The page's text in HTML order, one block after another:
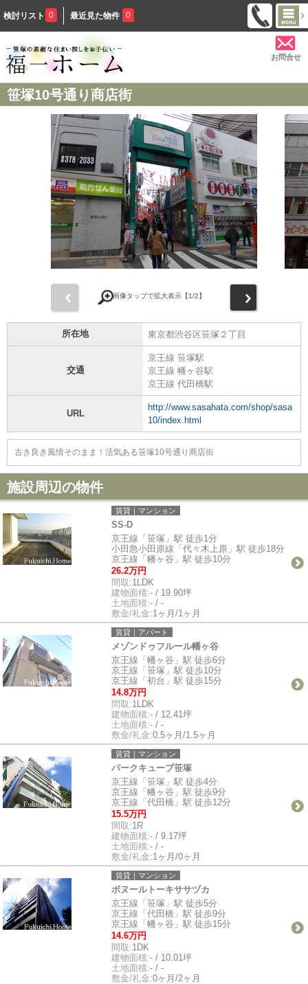
検討リスト 0 最近見た物件 0
お問合せ
笹塚10号通り商店街
画像タップで拡大表示【1/2】
所在地 東京都渋谷区笹塚２丁目
交通
京王線 笹塚駅
京王線 幡ヶ谷駅
京王線 代田橋駅
URL
http://www.sasahata.com/shop/sasa
10/index.html
古き良き風情そのまま！活気ある笹塚10号通り商店街
施設周辺の物件
賃貸｜マンション
SS-D
京王線「笹塚」駅 徒歩1分
小田急小田原線「代々木上原」駅 徒歩18分
京王線「幡ヶ谷」駅 徒歩10分
26.2万円
間取:1LDK
建物面積:- / 19.90坪
土地面積:- / -
敷金/礼金:1ヶ月/1ヶ月
賃貸｜アパート
メゾンドゥフルール幡ヶ谷
京王線「幡ヶ谷」駅 徒歩6分
京王線「笹塚」駅 徒歩10分
京王線「初台」駅 徒歩15分
14.8万円
間取:1LDK
建物面積:- / 12.41坪
土地面積:- / -
敷金/礼金:0.5ヶ月/1.5ヶ月
賃貸｜マンション
パークキューブ笹塚
京王線「笹塚」駅 徒歩4分
京王線「幡ヶ谷」駅 徒歩9分
京王線「代田橋」駅 徒歩12分
15.5万円
間取:1R
建物面積:- / 9.17坪
土地面積:- / -
敷金/礼金:1ヶ月/0ヶ月
賃貸｜マンション
ボヌールトーキササヅカ
京王線「笹塚」駅 徒歩5分
京王線「代田橋」駅 徒歩9分
京王線「幡ヶ谷」駅 徒歩15分
14.6万円
間取:1DK
建物面積:- / 10.01坪
土地面積:- / -
敷金/礼金:0ヶ月/2ヶ月